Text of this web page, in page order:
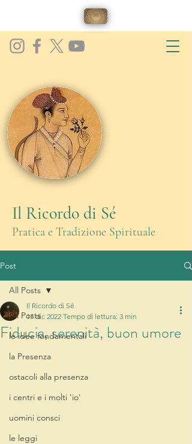
Il Ricordo di Sé
Pratica e Tradizione Spirituale
Post
All Posts
le idee fondamentali
la Presenza
ostacoli alla presenza
i centri e i molti 'io'
uomini consci
le leggi
All Posts
Fiducia, serenità, buon umore
Il Ricordo di Sé
17 dic 2022 Tempo di lettura: 3 min